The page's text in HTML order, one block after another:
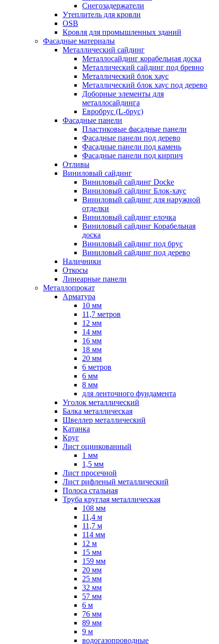
Снегозадержатели
Утеплитель для кровли
OSB
Кровля для промышленных зданий
Фасадные материалы
Металлический сайдинг
Металлосайдинг корабельная доска
Металлический сайдинг под бревно
Металлический блок хаус
Металлический блок хаус под дерево
Доборные элементы для
металлосайдинга
Евробрус (L-брус)
Фасадные панели
Пластиковые фасадные панели
Фасадные панели под дерево
Фасадные панели под камень
Фасадные панели под кирпич
Отливы
Виниловый сайдинг
Виниловый сайдинг Docke
Виниловый сайдинг Блок-хаус
Виниловый сайдинг для наружной
отделки
Виниловый сайдинг елочка
Виниловый сайдинг Корабельная
доска
Виниловый сайдинг под брус
Виниловый сайдинг под дерево
Наличники
Откосы
Линеарные панели
Металлопрокат
Арматура
10 мм
11,7 метров
12 мм
14 мм
16 мм
18 мм
20 мм
6 метров
6 мм
8 мм
для ленточного фундамента
Уголок металлический
Балка металлическая
Швеллер металлический
Катанка
Круг
Лист оцинкованный
1 мм
1,5 мм
Лист просечной
Лист рифленый металлический
Полоса стальная
Труба круглая металлическая
108 мм
11,4 м
11,7 м
114 мм
12 м
15 мм
159 мм
20 мм
25 мм
32 мм
57 мм
6 м
76 мм
89 мм
9 м
водогазопроводные